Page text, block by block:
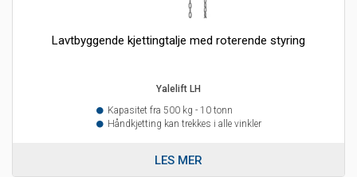
Lavtbyggende kjettingtalje med roterende styring
Yalelift LH
Kapasitet fra 500 kg - 10 tonn
Håndkjetting kan trekkes i alle vinkler
LES MER